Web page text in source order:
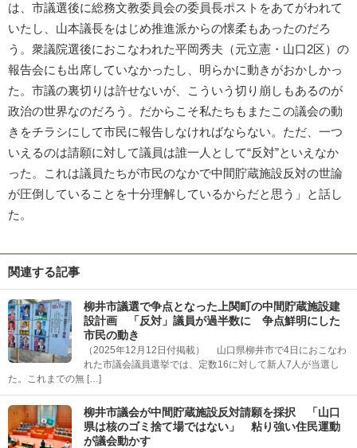
は、市議選後に総務文教委員会の委員長ポストをあてがわれて
いたし、山本議長をはじめ推進派からの懐柔もあったのだろ
う。衆議院選後におこなわれた平岡秀夫（元立憲・山口2区）の
報告会にも出席していなかったし、明らかに動きがおかしかっ
た。市議の裏切りは許せないが、こういう切り崩しもあるのが
政治の世界なのだろう。だからこそ私たちもまたこの議会の動
きをチラシにして市民に報告しなければならない。ただ、一つ
いえるのは請願に対して議員は誰一人として“反対”といえなか
った。これは議員たちが市民のなかで中間貯蔵施設反対の世論
が圧倒していることを十分理解しているからだと思う」と話し
た。
関連する記事
柳井市議選で争点となった上関町の中間貯蔵施設建
設計画 「反対」議員が過半数に 争点鮮明にした
市民の動き
（2025年12月12日付掲載） 山口県柳井市で4日におこなわ
れた市議会議員選挙では、定数16に対して新人7人が当選し
た。これまでの無 […]
柳井市議会が中間貯蔵施設反対請願を採択 「山口
県は核のゴミ捨て場ではない」 粘り強い住民運動
が議会動かす